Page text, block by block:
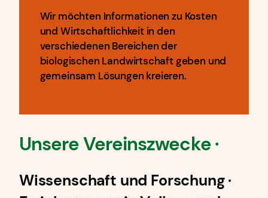
Wir möchten Informationen zu Kosten
und Wirtschaftlichkeit in den
verschiedenen Bereichen der
biologischen Landwirtschaft geben und
gemeinsam Lösungen kreieren.
Unsere Vereinszwecke ·
Wissenschaft und Forschung ·